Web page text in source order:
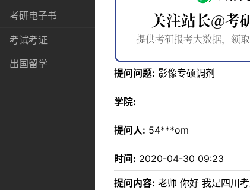
考研电子书
考试考证
出国留学
提问问题: 影像专硕调剂
学院:
提问人: 54***om
时间: 2020-04-30 09:23
提问内容: 老师 你好 我是四川